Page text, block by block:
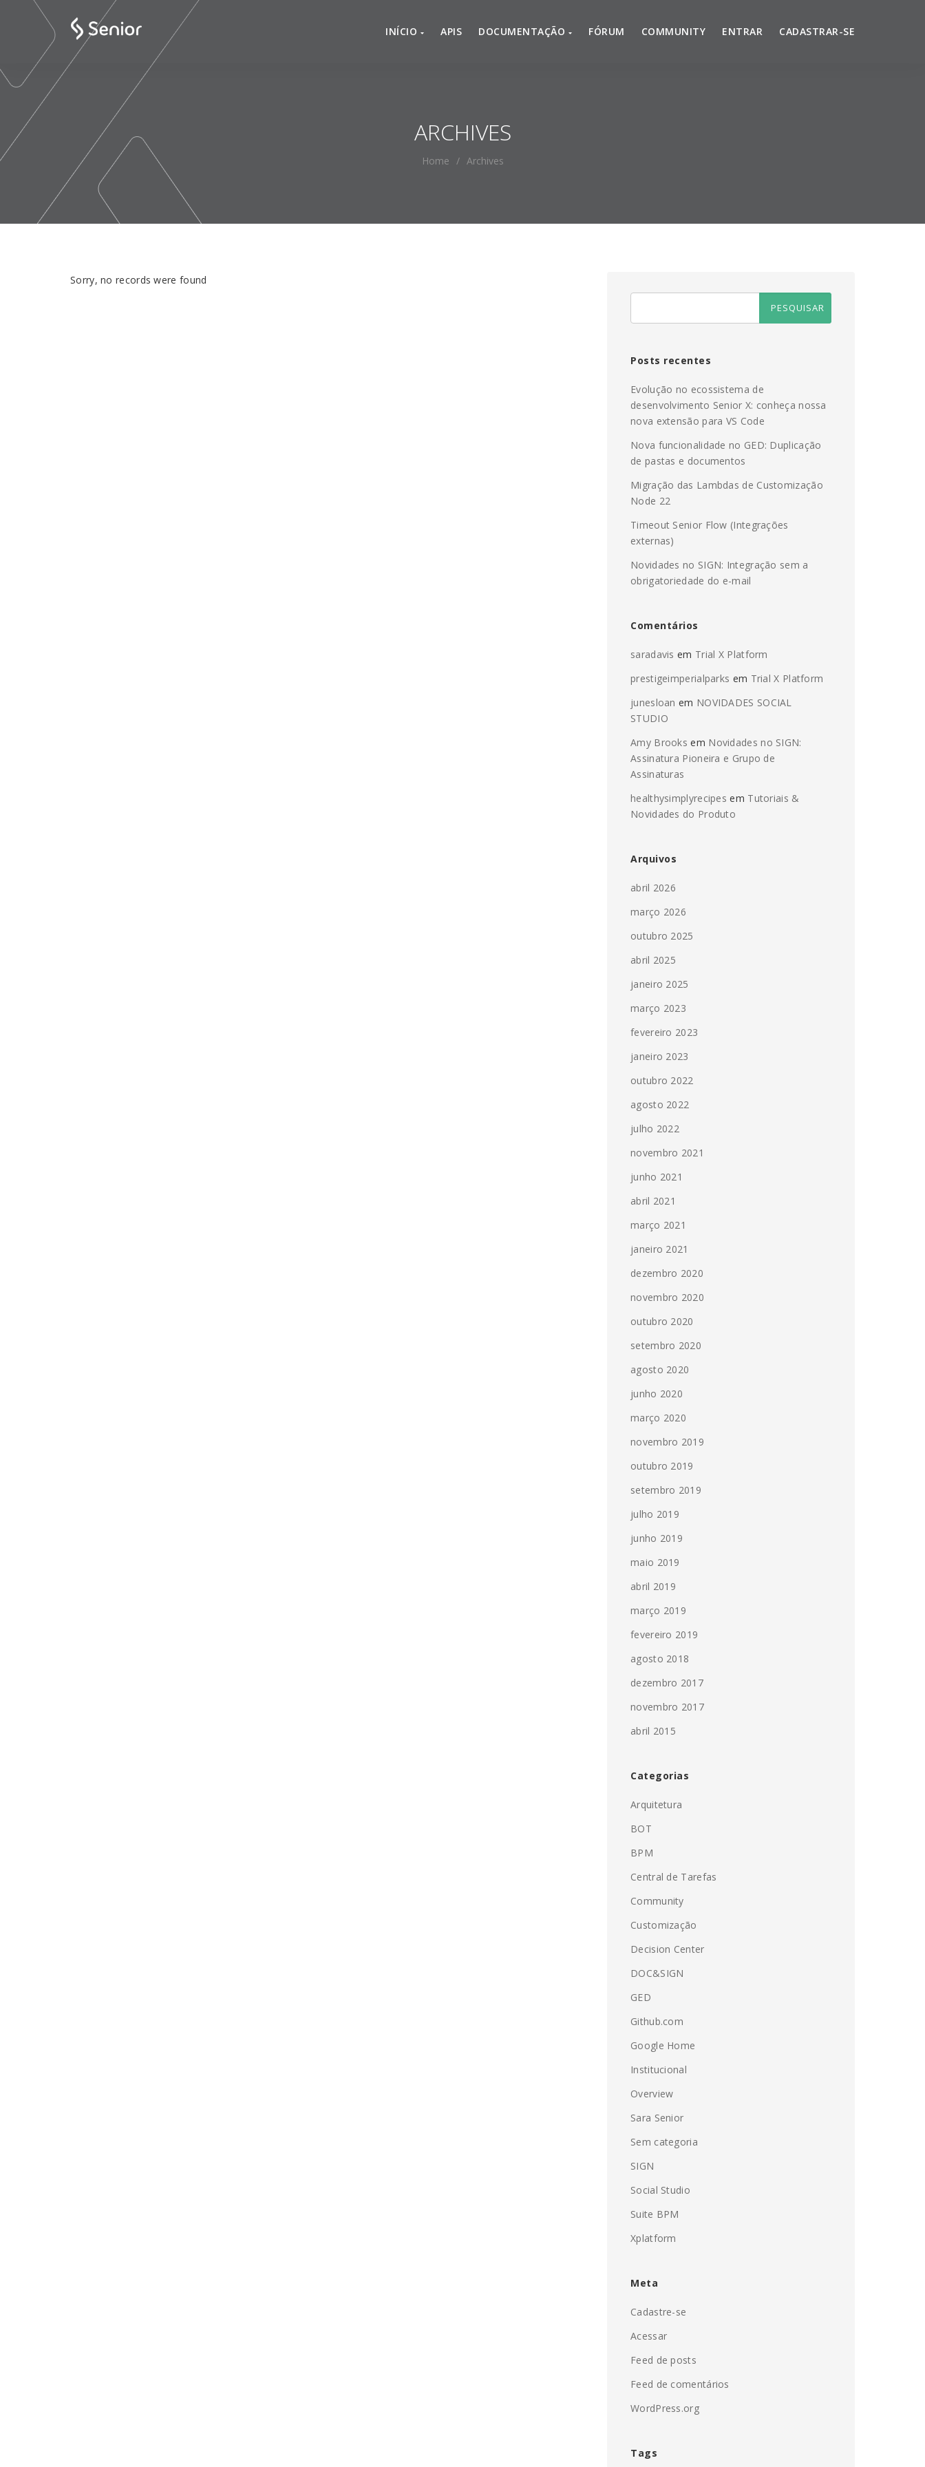
INÍCIO APIS DOCUMENTAÇÃO FÓRUM COMMUNITY ENTRAR CADASTRAR-SE
ARCHIVES
Home / Archives
Sorry, no records were found
Posts recentes
Evolução no ecossistema de
desenvolvimento Senior X: conheça nossa
nova extensão para VS Code
Nova funcionalidade no GED: Duplicação
de pastas e documentos
Migração das Lambdas de Customização
Node 22
Timeout Senior Flow (Integrações
externas)
Novidades no SIGN: Integração sem a
obrigatoriedade do e-mail
Comentários
saradavis em Trial X Platform
prestigeimperialparks em Trial X Platform
junesloan em NOVIDADES SOCIAL
STUDIO
Amy Brooks em Novidades no SIGN:
Assinatura Pioneira e Grupo de
Assinaturas
healthysimplyrecipes em Tutoriais &
Novidades do Produto
Arquivos
abril 2026
março 2026
outubro 2025
abril 2025
janeiro 2025
março 2023
fevereiro 2023
janeiro 2023
outubro 2022
agosto 2022
julho 2022
novembro 2021
junho 2021
abril 2021
março 2021
janeiro 2021
dezembro 2020
novembro 2020
outubro 2020
setembro 2020
agosto 2020
junho 2020
março 2020
novembro 2019
outubro 2019
setembro 2019
julho 2019
junho 2019
maio 2019
abril 2019
março 2019
fevereiro 2019
agosto 2018
dezembro 2017
novembro 2017
abril 2015
Categorias
Arquitetura
BOT
BPM
Central de Tarefas
Community
Customização
Decision Center
DOC&SIGN
GED
Github.com
Google Home
Institucional
Overview
Sara Senior
Sem categoria
SIGN
Social Studio
Suite BPM
Xplatform
Meta
Cadastre-se
Acessar
Feed de posts
Feed de comentários
WordPress.org
Tags